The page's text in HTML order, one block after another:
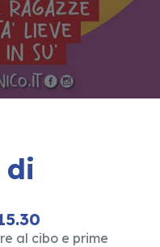
di
al cibo e prime